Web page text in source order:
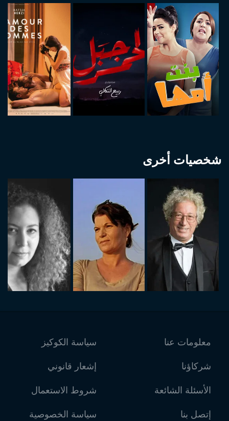
شخصيات أخرى
معلومات عنا
شركاؤنا
الأسئلة الشائعة
إتصل بنا
سياسة الكوكيز
إشعار قانوني
شروط الاستعمال
سياسة الخصوصية